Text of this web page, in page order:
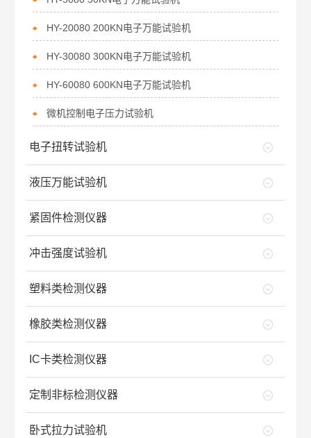
HY-20080 200KN电子万能试验机
HY-30080 300KN电子万能试验机
HY-60080 600KN电子万能试验机
微机控制电子压力试验机
电子扭转试验机
液压万能试验机
紧固件检测仪器
冲击强度试验机
塑料类检测仪器
橡胶类检测仪器
IC卡类检测仪器
定制非标检测仪器
卧式拉力试验机